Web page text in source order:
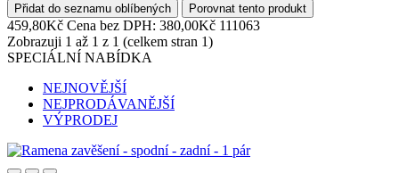
Přidat do seznamu oblíbených Porovnat tento produkt
459,80Kč Cena bez DPH: 380,00Kč 111063
Zobrazuji 1 až 1 z 1 (celkem stran 1)
SPECIÁLNÍ NABÍDKA
NEJNOVĚJŠÍ
NEJPRODÁVANĚJŠÍ
VÝPRODEJ